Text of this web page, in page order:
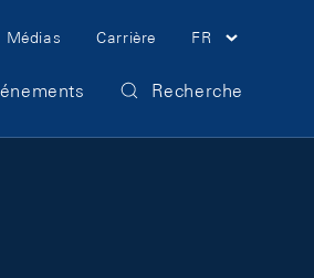
Médias Carrière FR
Recherche